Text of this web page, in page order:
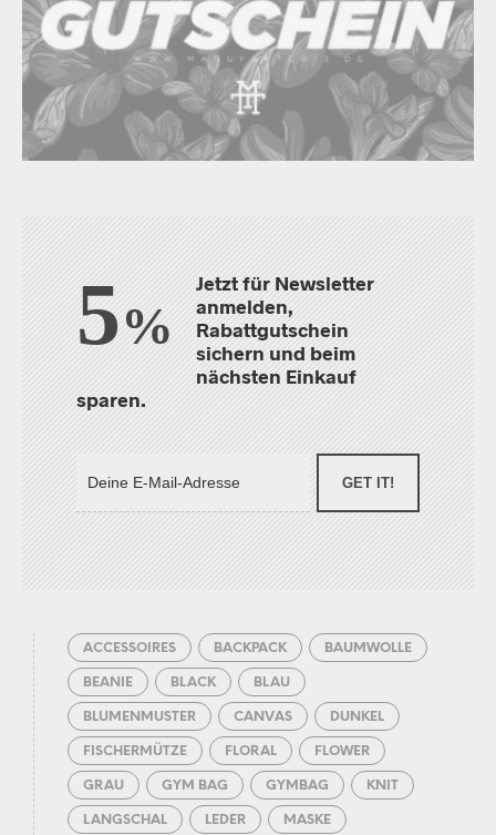
5%
Jetzt für Newsletter
anmelden,
Rabattgutschein
sichern und beim
nächsten Einkauf
sparen.
GET IT!
ACCESSOIRES BACKPACK BAUMWOLLE
BEANIE BLACK BLAU
BLUMENMUSTER CANVAS DUNKEL
FISCHERMÜTZE FLORAL FLOWER
GRAU GYM BAG GYMBAG KNIT
LANGSCHAL LEDER MASKE